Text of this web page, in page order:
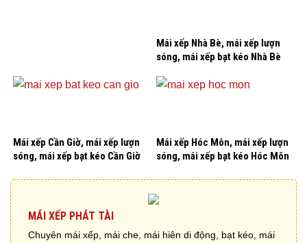
Mái xếp Nhà Bè, mái xếp lượn
sóng, mái xếp bạt kéo Nhà Bè
Mái xếp Cần Giờ, mái xếp lượn
sóng, mái xếp bạt kéo Cần Giờ
Mái xếp Hóc Môn, mái xếp lượn
sóng, mái xếp bạt kéo Hóc Môn
MÁI XẾP PHÁT TÀI
Chuyên mái xếp, mái che, mái hiên di động, bạt kéo, mái